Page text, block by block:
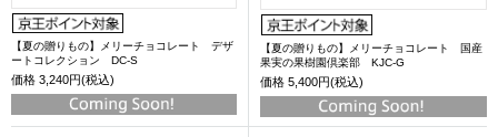
【夏の贈りもの】メリーチョコレート デザ
ートコレクション DC-S
価格 3,240円(税込)
【夏の贈りもの】メリーチョコレート 国産
果実の果樹園倶楽部 KJC-G
価格 5,400円(税込)